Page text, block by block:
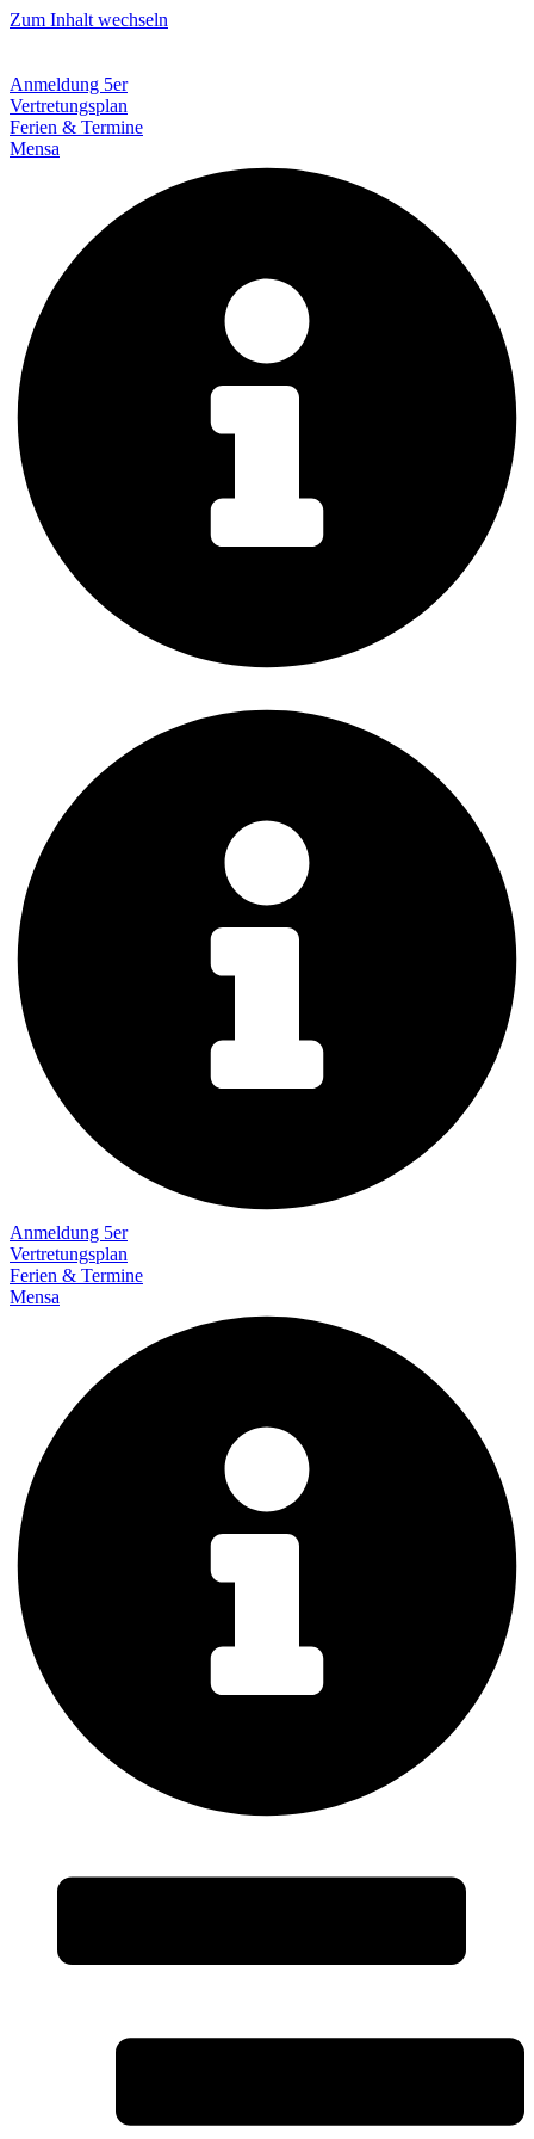
Zum Inhalt wechseln
Anmeldung 5er
Vertretungsplan
Ferien & Termine
Mensa
Anmeldung 5er
Vertretungsplan
Ferien & Termine
Mensa